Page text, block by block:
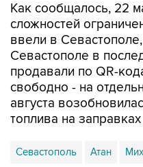
Как сообщалось, 22
сложностей
ввели в
Севастополе в
продавали по QR-
свободно - на
августа
топлива на
Севастополь Атан